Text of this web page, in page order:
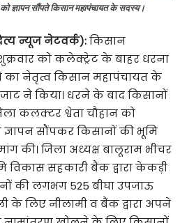
ज्ञापन सौंपते किसान महापंचायत के सदस्य।
न्यूज नेटवर्क):किसान
को कलेक्ट्रेट के बाहर धरना
का नेतृत्व किसान महापंचायत के
जाट ने किया। धरने के बाद किसानों
कलक्टर श्वेता चौहान को
सौंपकर किसानों की भूमि
की। जिला अध्यक्ष बालूराम भीचर
विकास सहकारी बैंक द्वारा केकड़ी
की लगभग 525 बीघा उपजाऊ
लिए नीलामी व बैंक द्वारा अपने